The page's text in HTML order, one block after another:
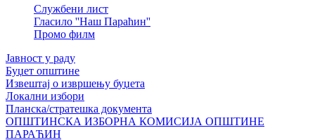
Службени лист
Гласило ''Наш Параћин''
Промо филм
Јавност у раду
Буџет општине
Извештај о извршењу буџета
Локални избори
Планска/стратешка документа
ОПШТИНСКА ИЗБОРНА КОМИСИЈА ОПШТИНЕ
ПАРАЋИН